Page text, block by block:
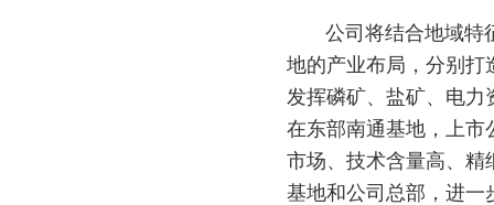
公司将结合地域特
地的产业布局，分别打
发挥磷矿、盐矿、电
在东部南通基地，上市
市场、技术含量高、精
基地和公司总部，进一